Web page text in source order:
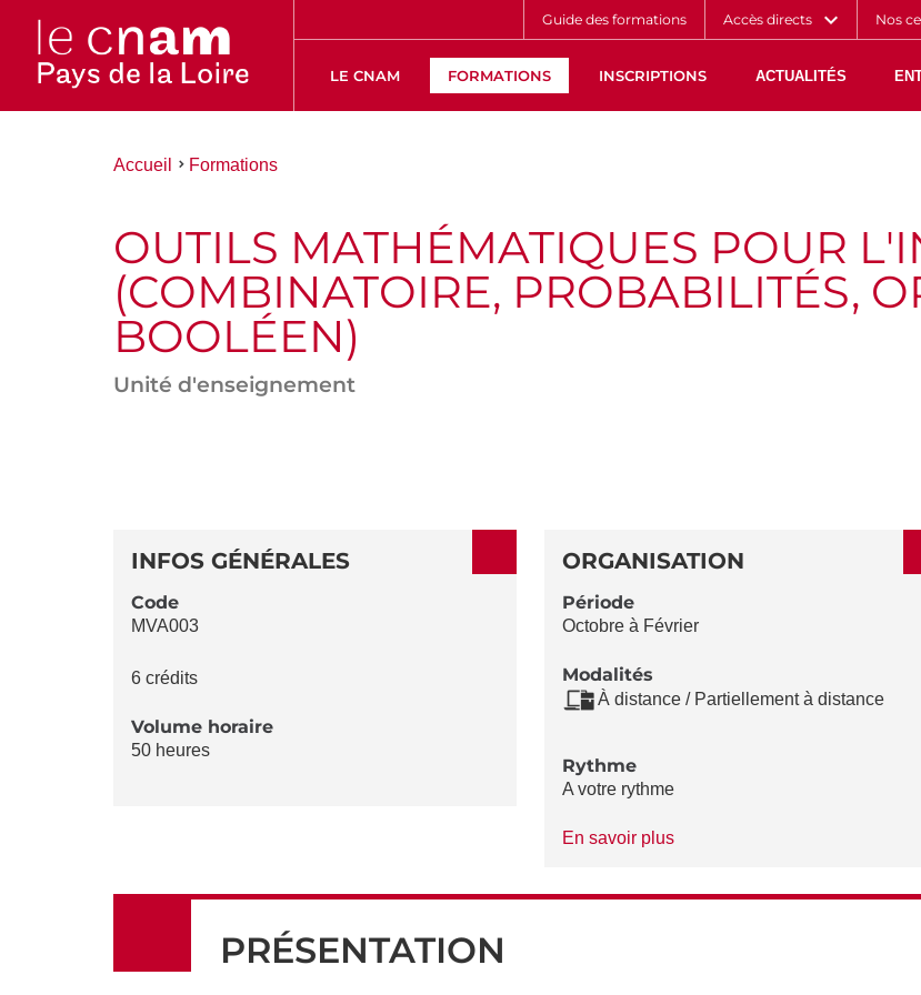
Aller
Navigation
Accès
Connexion
Guide des formations Accès directs Nos
LE CNAM FORMATIONS INSCRIPTIONS ACTUALITÉS
Vous
Accueil Formations
OUTILS MATHÉMATIQUES POUR
(COMBINATOIRE, PROBABILITÉS,
BOOLÉEN)
Unité d'enseignement
DE
LA
DÉTAILS
INFOS GÉNÉRALES
Code
MVA003
6 crédits
Volume horaire
50 heures
ORGANISATION
Période
Octobre à Février
Modalités
À distance / Partiellement à distance
Rythme
A votre rythme
En savoir plusà
Rythme
PRÉSENTATION